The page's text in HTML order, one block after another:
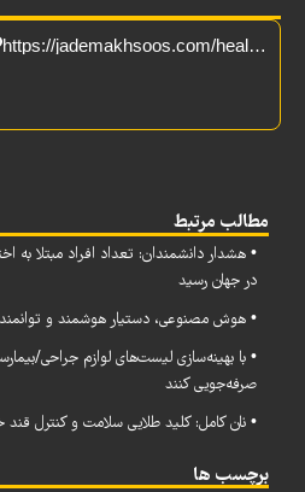
https://jademakhsoos.com/health/%D9%82%D9%87%D9%88%D9%87%D8%8C-%D8%A7%DA%A9%D8%B3%DB%8C%D8%B1-%D8%B2%D9%86%D8%AF%DA%AF%DB%8C-%DB%8C%D8%A7-%D8%AA%D9%87%D8%AF%DB%8C%D8%AF%DB%8C-%D8%A8%D8%B1%D8%A7%DB%8C-%D8%B3%D9%84%D8%A7%D9%85%D8%AA/
مطالب مرتبط
در جهان رسید
• هوش مصنوعی، دستیار هوشمند و
• با بهینه‌سازی لیست‌های لوازم جراحی/
صرفه‌جویی کنند
• نان کامل: کلید طلایی سلامت و کنترل
برچسب ها